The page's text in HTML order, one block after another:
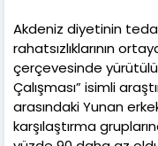
Akdeniz diyetinin
rahatsızlıklarının
çerçevesinde
Çalışması” isimli
arasındaki Yunan
karşılaştırma